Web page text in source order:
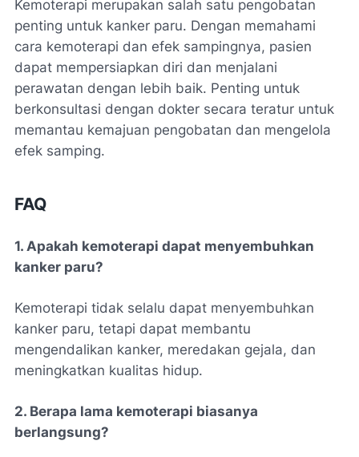
Kemoterapi merupakan salah satu pengobatan
penting untuk kanker paru. Dengan memahami
cara kemoterapi dan efek sampingnya, pasien
dapat mempersiapkan diri dan menjalani
perawatan dengan lebih baik. Penting untuk
berkonsultasi dengan dokter secara teratur untuk
memantau kemajuan pengobatan dan mengelola
efek samping.
FAQ
1. Apakah kemoterapi dapat menyembuhkan
kanker paru?
Kemoterapi tidak selalu dapat menyembuhkan
kanker paru, tetapi dapat membantu
mengendalikan kanker, meredakan gejala, dan
meningkatkan kualitas hidup.
2. Berapa lama kemoterapi biasanya
berlangsung?